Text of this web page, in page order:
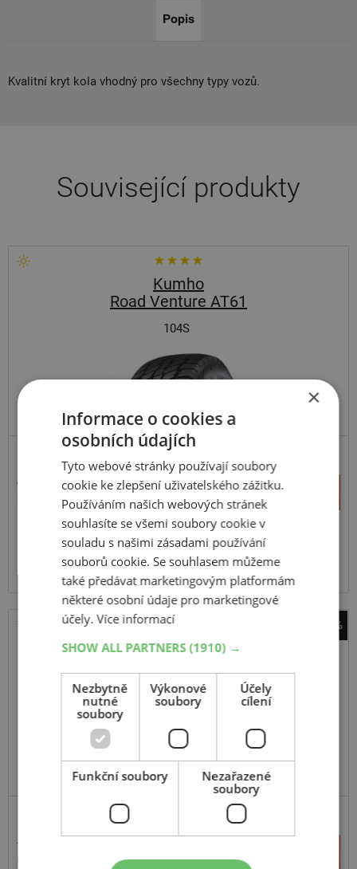
Popis
Kvalitní kryt kola vhodný pro všechny typy vozů.
Související produkty
Kumho
Road Venture AT61
104S
4 116 Kč
3 965 Kč
+
–
SKLADEM Expedujeme do 5 dnů
Na prodejně v Opavě do 5 dnů.
-42%
Bridgestone
109H
C,Enliten
11 013 Kč
6 431 Kč
–
×
Informace o cookies a
osobních údajích
Tyto webové stránky používají soubory
cookie ke zlepšení uživatelského zážitku.
Používáním našich webových stránek
souhlasíte se všemi soubory cookie v
souladu s našimi zásadami používání
souborů cookie. Se souhlasem můžeme
také předávat marketingovým platformám
některé osobní údaje pro marketingové
účely.Více informací
SHOW ALL PARTNERS(1910) →
Nezbytně
nutné
soubory
Výkonové
soubory
Účely
cílení
Funkční soubory
Nezařazené
soubory